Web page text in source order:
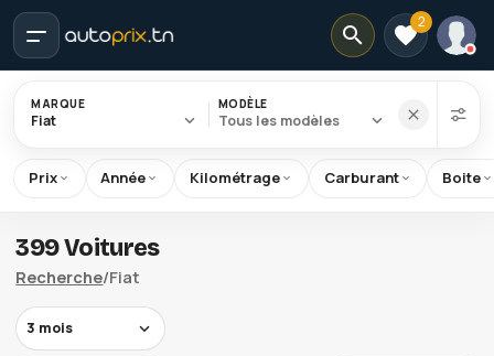
2
MARQUE
Fiat
MODÈLE
Tous les modèles
Prix Année Kilométrage Carburant Boite
Accueil
Recherche
Fiat
399 Voitures
Recherche/Fiat
3 mois